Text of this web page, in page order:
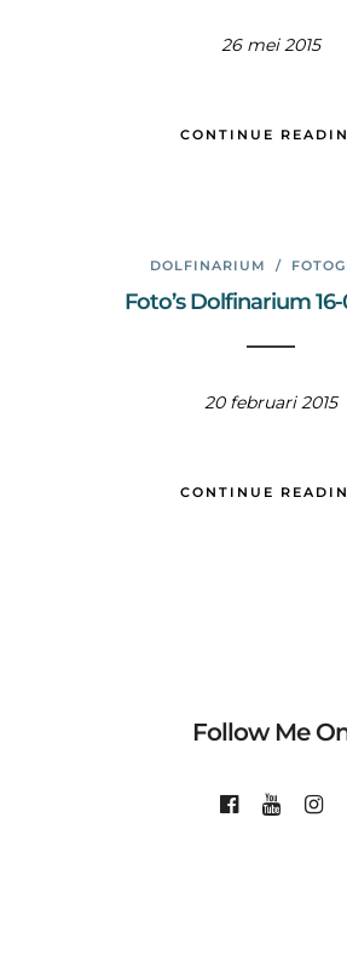
26 mei 2015
CONTINUE
DOLFINARIUM /
Foto’s Dolfinarium 16-
20 februari 2015
CONTINUE
Follow Me